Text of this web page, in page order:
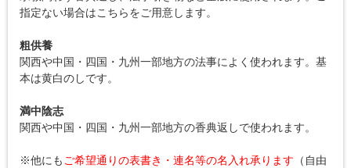
指定ない場合はこちらをご用意します。
粗供養
関西や中国・四国・九州一部地方の法事によく使われます。基
本は黄白のしです。
満中陰志
関西や中国・四国・九州一部地方の香典返しで使われます。
※他にもご希望通りの表書き・連名等の名入れ承ります （自由